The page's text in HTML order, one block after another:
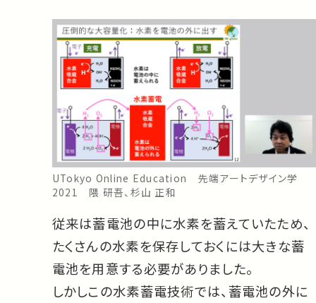
UTokyo Online Education 先端アートデザイン学
2021 隈 研吾、杉山 正和
従来は蓄電池の中に水素を蓄えていたため、
たくさんの水素を保存しておくには大きな蓄
電池を用意する必要がありました。
しかしこの水素蓄電技術では、蓄電池の外に